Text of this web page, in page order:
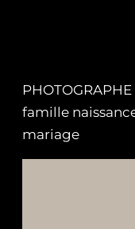
famille
mariage